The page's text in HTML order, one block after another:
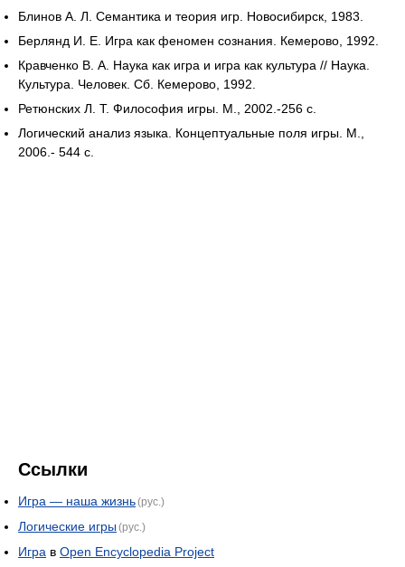
Блинов А. Л. Семантика и теория игр. Новосибирск, 1983.
Берлянд И. Е. Игра как феномен сознания. Кемерово, 1992.
Кравченко В. А. Наука как игра и игра как культура // Наука.
Культура. Человек. Сб. Кемерово, 1992.
Ретюнских Л. Т. Философия игры. М., 2002.-256 с.
Логический анализ языка. Концептуальные поля игры. М.,
2006.- 544 с.
Ссылки
Игра — наша жизнь(рус.)
Логические игры (рус.)
Игра в Open Encyclopedia Project